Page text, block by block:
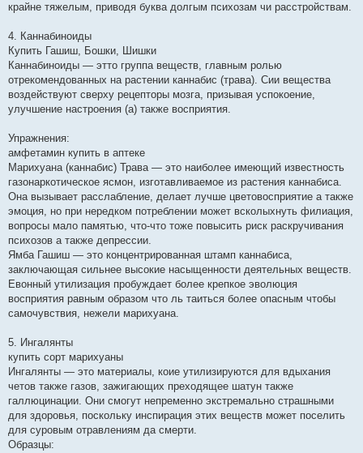
крайне тяжелым, приводя буква долгым психозам чи расстройствам.
4. Каннабиноиды
Купить Гашиш, Бошки, Шишки
Каннабиноиды — этто группа веществ, главным ролью
отрекомендованных на растении каннабис (трава). Сии вещества
воздействуют сверху рецепторы мозга, призывая успокоение,
улучшение настроения (а) также восприятия.
Упражнения:
амфетамин купить в аптеке
Марихуана (каннабис) Трава — это наиболее имеющий известность
газонаркотическое ясмон, изготавливаемое из растения каннабиса.
Она вызывает расслабление, делает лучше цветовосприятие а также
эмоция, но при нередком потреблении может всколыхнуть филиация,
вопросы мало памятью, что-что тоже повысить риск раскручивания
психозов а также депрессии.
Ямба Гашиш — это концентрированная штамп каннабиса,
заключающая сильнее высокие насыщенности деятельных веществ.
Евонный утилизация пробуждает более крепкое эволюция
восприятия равным образом что ль таиться более опасным чтобы
самочувствия, нежели марихуана.
5. Ингалянты
купить сорт марихуаны
Ингалянты — это материалы, коие утилизируются для вдыхания
четов также газов, зажигающих преходящее шатун также
галлюцинации. Они смогут непременно экстремально страшными
для здоровья, поскольку инспирация этих веществ может поселить
для суровым отравлениям да смерти.
Образцы: